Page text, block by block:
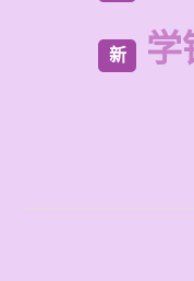
新 学